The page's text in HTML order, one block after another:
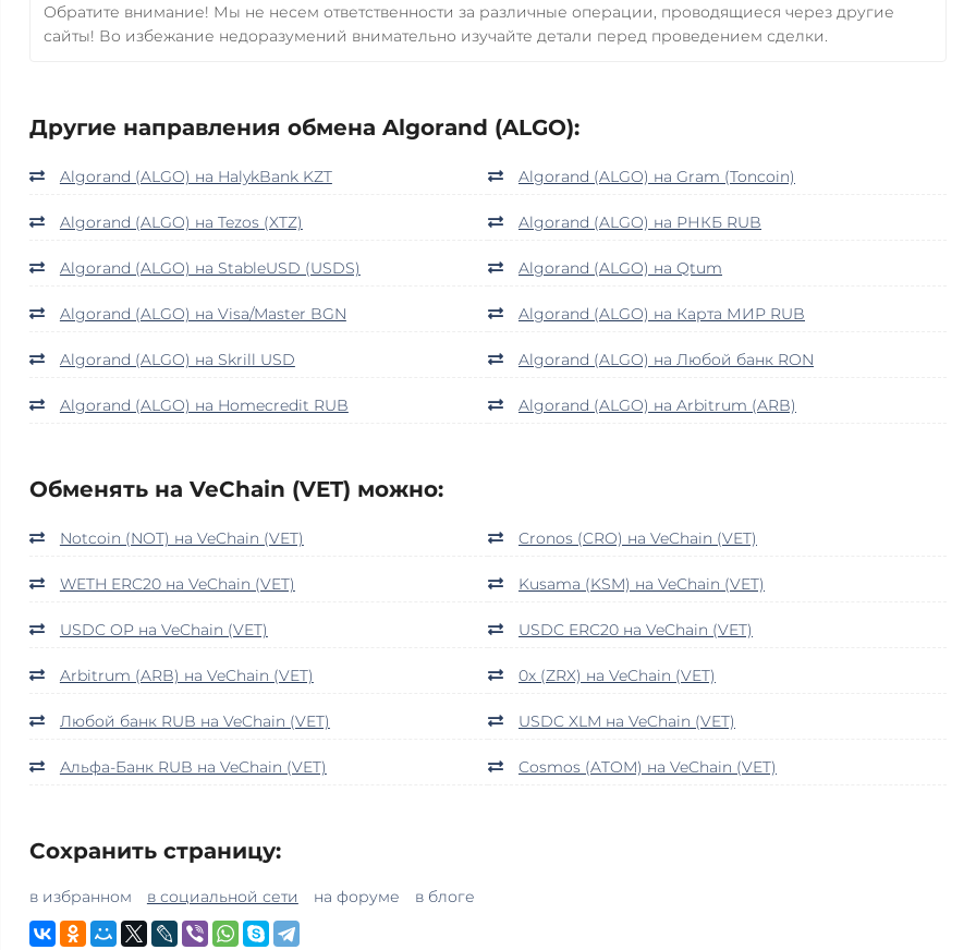
Обратите внимание! Мы не несем ответственности за различные операции, проводящиеся через другие
сайты! Во избежание недоразумений внимательно изучайте детали перед проведением сделки.
Другие направления обмена Algorand (ALGO):
Algorand (ALGO) на HalykBank KZT Algorand (ALGO) на Gram (Toncoin)
Algorand (ALGO) на Tezos (XTZ) Algorand (ALGO) на РНКБ RUB
Algorand (ALGO) на StableUSD (USDS) Algorand (ALGO) на Qtum
Algorand (ALGO) на Visa/Master BGN Algorand (ALGO) на Карта МИР RUB
Algorand (ALGO) на Skrill USD Algorand (ALGO) на Любой банк RON
Algorand (ALGO) на Homecredit RUB Algorand (ALGO) на Arbitrum (ARB)
Обменять на VeChain (VET) можно:
Notcoin (NOT) на VeChain (VET) Cronos (CRO) на VeChain (VET)
WETH ERC20 на VeChain (VET) Kusama (KSM) на VeChain (VET)
USDC OP на VeChain (VET) USDC ERC20 на VeChain (VET)
Arbitrum (ARB) на VeChain (VET) 0x (ZRX) на VeChain (VET)
Любой банк RUB на VeChain (VET) USDC XLM на VeChain (VET)
Альфа-Банк RUB на VeChain (VET) Cosmos (ATOM) на VeChain (VET)
Сохранить страницу:
в избранном в социальной сети на форуме в блоге